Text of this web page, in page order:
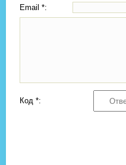
Email *:
Код *: